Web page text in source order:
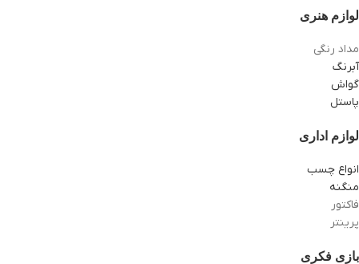
لوازم هنری
مداد رنگی
آبرنگ
گواش
پاستل
لوازم اداری
انواع چسب
منگنه
فاکتور
پرینتر
بازی فکری